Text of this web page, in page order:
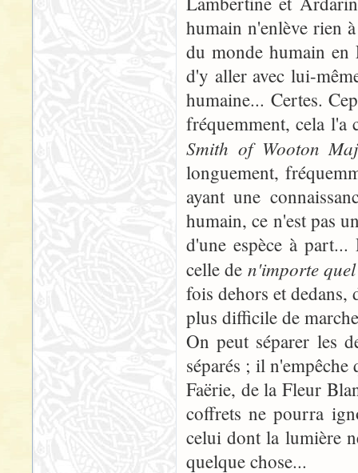
humain n'enlève rien
du monde humain en
d'y aller avec lui-
humaine... Certes.
fréquemment, cela
Smith of Wooton
longuement,
ayant une
humain, ce n'est pas
d'une espèce à
celle de n'importe quel
fois dehors et
plus difficile de
On peut séparer les
séparés ; il
Faërie, de la Fleur
coffrets ne pourra
celui dont la lumière
quelque chose...